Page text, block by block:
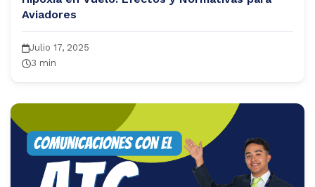
Aviadores
Julio 17, 2025
3 min